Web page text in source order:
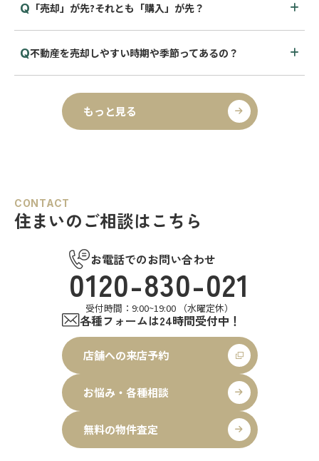
「売却」が先?それとも「購入」が先？
不動産を売却しやすい時期や季節ってあるの？
もっと見る
CONTACT
住まいのご相談はこちら
お電話でのお問い合わせ
0120-830-021
受付時間：9:00~19:00 （水曜定休）
各種フォームは24時間受付中！
店舗への来店予約
お悩み・各種相談
無料の物件査定